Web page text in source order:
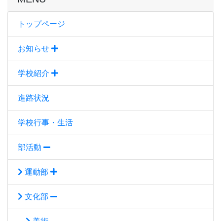
トップページ
お知らせ
学校紹介
進路状況
学校行事・生活
部活動
運動部
文化部